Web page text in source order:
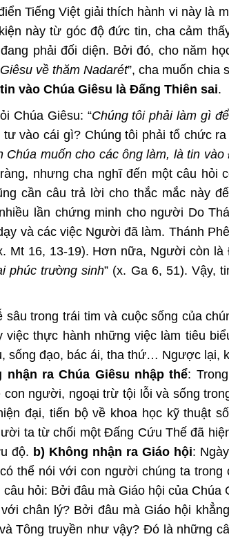
Tiếng Việt giải thích hành vi này là
này từ góc độ đức tin, cha cảm
phải đối diện. Bởi đó, cho năm
về thăm Nadarét”, cha muốn chia
vào Chúa Giêsu là Đấng Thiên sai.
Chúa Giêsu: “Chúng tôi phải làm gì
tư vào cái gì? Chúng tôi phải tổ chức
Chúa muốn cho các ông làm, là tin vào
nhưng cha nghĩ đến một câu hỏi
cần câu trả lời cho thắc mắc này
lần chứng minh cho người Do
và các việc Người đã làm. Thánh
Mt 16, 13-19). Hơn nữa, Người còn là
phúc trường sinh” (x. Ga 6, 51). Vậy,
trong trái tim và cuộc sống của
thực hành những việc làm tiêu
sống đạo, bác ái, tha thứ… Ngược lại,
nhận ra Chúa Giêsu nhập thể:
người, ngoại trừ tội lỗi và sống
đại, tiến bộ về khoa học kỹ thuật
ta từ chối một Đấng Cứu Thế đã
độ. b) Không nhận ra Giáo hội:
thể nói với con người chúng ta trong
hỏi: Bởi đâu mà Giáo hội của Chúa
chân lý? Bởi đâu mà Giáo hội
Tông truyền như vậy? Đó là những